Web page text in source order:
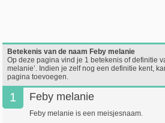
Betekenis van de naam Feby melanie
Op deze pagina vind je 1 betekenis of definitie
melanie’. Indien je zelf nog een definitie kent,
pagina toevoegen.
1 Feby melanie
Feby melanie is een meisjesnaam.